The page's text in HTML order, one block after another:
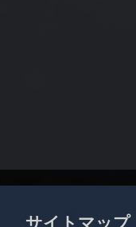
サイトマップ